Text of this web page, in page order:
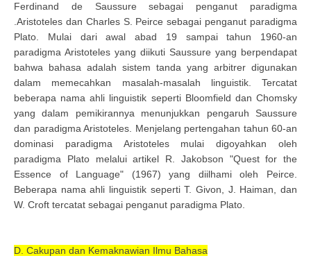
Ferdinand de Saussure sebagai penganut paradigma
.Aristoteles dan Charles S. Peirce sebagai penganut paradigma
Plato. Mulai dari awal abad 19 sampai tahun 1960-an
paradigma Aristoteles yang diikuti Saussure yang berpendapat
bahwa bahasa adalah sistem tanda yang arbitrer digunakan
dalam memecahkan masalah-masalah linguistik. Tercatat
beberapa nama ahli linguistik seperti Bloomfield dan Chomsky
yang dalam pemikirannya menunjukkan pengaruh Saussure
dan paradigma Aristoteles. Menjelang pertengahan tahun 60-an
dominasi paradigma Aristoteles mulai digoyahkan oleh
paradigma Plato melalui artikel R. Jakobson "Quest for the
Essence of Language" (1967) yang diilhami oleh Peirce.
Beberapa nama ahli linguistik seperti T. Givon, J. Haiman, dan
W. Croft tercatat sebagai penganut paradigma Plato.
D. Cakupan dan Kemaknawian Ilmu Bahasa